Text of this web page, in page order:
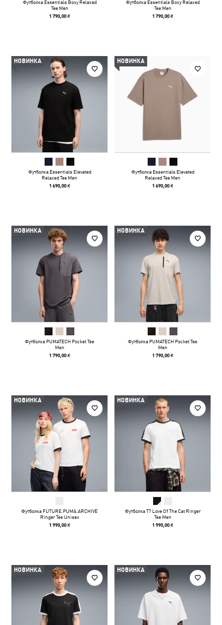
Футболка Essentials Boxy Relaxed
Tee Men
1 790,00 ₴
Футболка Essentials Boxy Relaxed
Tee Men
1 790,00 ₴
НОВИНКА
Футболка Essentials Elevated
Relaxed Tee Men
1 690,00 ₴
НОВИНКА
Футболка Essentials Elevated
Relaxed Tee Men
1 690,00 ₴
НОВИНКА
Футболка PUMATECH Pocket Tee
Men
1 790,00 ₴
НОВИНКА
Футболка PUMATECH Pocket Tee
Men
1 790,00 ₴
НОВИНКА
Футболка FUTURE.PUMA.ARCHIVE
Ringer Tee Unisex
1 990,00 ₴
НОВИНКА
Футболка T7 Love Of The Cat Ringer
Tee Men
1 990,00 ₴
НОВИНКА НОВИНКА